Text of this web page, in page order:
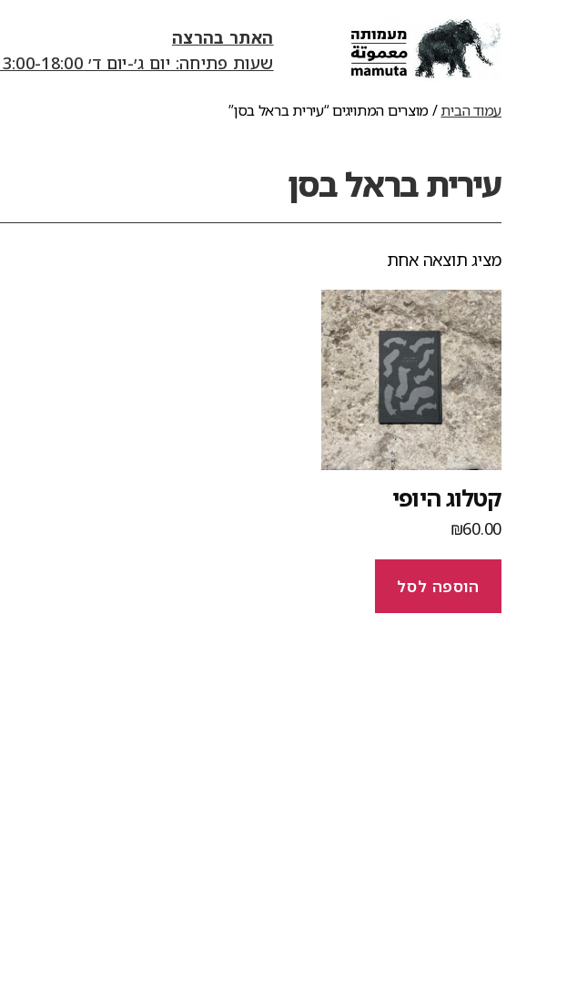
art
center
האתר בהרצה
שעות פתיחה: יום ג׳-יום ד׳ 13:00-18:00 | יום ה' 12:00-18:00 | יום ו׳ 10:00-14:00
עמוד הבית/ מוצרים המתויגים “עירית בראל בסן”
עירית בראל בסן
מציג תוצאה אחת
קטלוג היופי
₪60.00
הוספה לסל